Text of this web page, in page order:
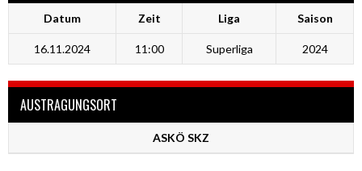
Datum Zeit Liga Saison
16.11.2024 11:00 Superliga 2024
AUSTRAGUNGSORT
ASKÖ SKZ